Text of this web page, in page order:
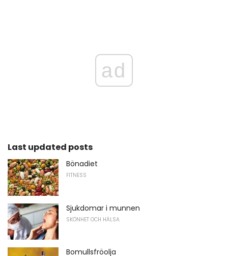
ad
Last updated posts
Bönadiet
FITNESS
Sjukdomar i munnen
SKÖNHET OCH HÄLSA
Bomullsfröolja